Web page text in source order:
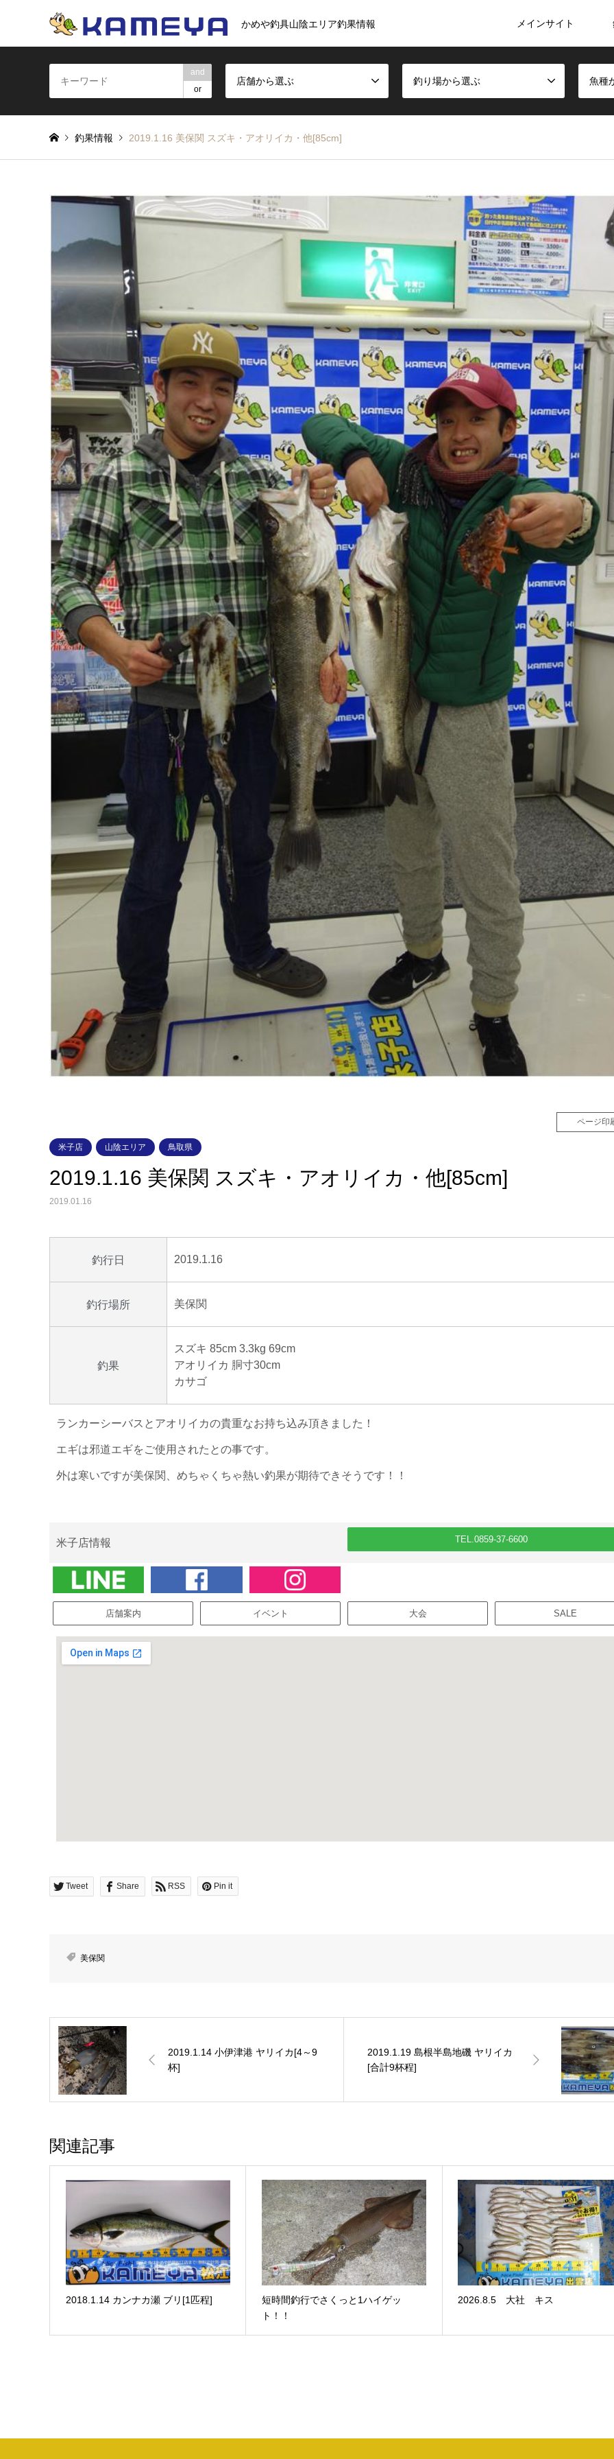
かめや釣具山陰エリア釣果情報 メインサイト
and
or
店舗から選ぶ 釣り場から選ぶ 魚種
釣果情報 2019.1.16 美保関 スズキ・アオリイカ・他[85cm]
ページ印
米子店 山陰エリア 鳥取県
2019.1.16 美保関 スズキ・アオリイカ・他[85cm]
2019.01.16
釣行日 2019.1.16
釣行場所 美保関
釣果
スズキ 85cm 3.3kg 69cm
アオリイカ 胴寸30cm
カサゴ
ランカーシーバスとアオリイカの貴重なお持ち込み頂きました！
エギは邪道エギをご使用されたとの事です。
外は寒いですが美保関、めちゃくちゃ熱い釣果が期待できそうです！！
米子店情報 TEL.0859-37-6600
店舗案内 イベント 大会 SALE
Tweet Share RSS Pin it
美保関
2019.1.14 小伊津港 ヤリイカ[4～9
杯]
2019.1.19 島根半島地磯 ヤリイカ
[合計9杯程]
関連記事
2018.1.14 カンナカ瀬 ブリ[1匹程]
短時間釣行でさくっと1ハイゲッ
ト！！
2026.8.5 大社 キス